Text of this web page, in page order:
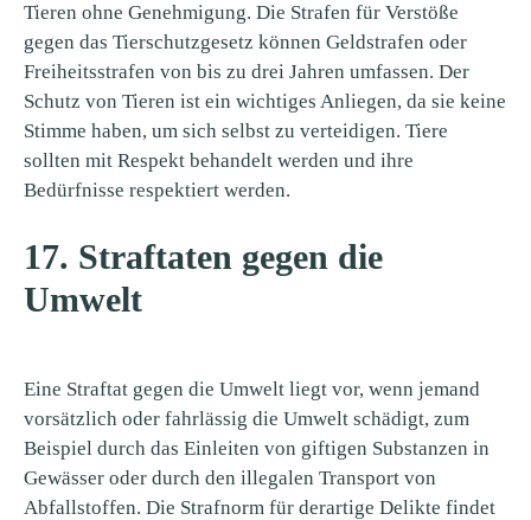
Tieren ohne Genehmigung. Die Strafen für Verstöße
gegen das Tierschutzgesetz können Geldstrafen oder
Freiheitsstrafen von bis zu drei Jahren umfassen. Der
Schutz von Tieren ist ein wichtiges Anliegen, da sie keine
Stimme haben, um sich selbst zu verteidigen. Tiere
sollten mit Respekt behandelt werden und ihre
Bedürfnisse respektiert werden.
17. Straftaten gegen die
Umwelt
Eine Straftat gegen die Umwelt liegt vor, wenn jemand
vorsätzlich oder fahrlässig die Umwelt schädigt, zum
Beispiel durch das Einleiten von giftigen Substanzen in
Gewässer oder durch den illegalen Transport von
Abfallstoffen. Die Strafnorm für derartige Delikte findet